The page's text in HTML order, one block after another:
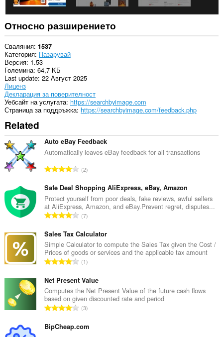
system
tray.
Това
разширение
може
да
осъществява
достъп
до
разделите
и
дейността
на
сърфиране.
Относно разширението
Сваляния 1537
Категория Пазарувай
Версия 1.53
Големина 64,7 KБ
Last update 22 Август 2025
Лиценз
Декларация за поверителност
Уебсайт на услугата https://searchbyimage.com
Страница за поддръжка https://searchbyimage.com/feedback.php
Related
Auto eBay Feedback
Automatically leaves eBay feedback for all transactions
О
щ
б
р
о
о
ц
е
н
к
и
:
2
Safe Deal Shopping AliExpress, eBay, Amazon
Protect yourself from poor deals, fake reviews, awful sellers
at AliExpress, Amazon, and eBay.Prevent regret, disputes...
О
щ
б
р
о
о
ц
е
н
к
7
Sales Tax Calculator
Simple Calculator to compute the Sales Tax given the Cost /
Prices of goods or services and the applicable tax amount
О
щ
б
р
о
о
1
Net Present Value
Computes the Net Present Value of the future cash flows
based on given discounted rate and period
О
щ
3
BipCheap.com